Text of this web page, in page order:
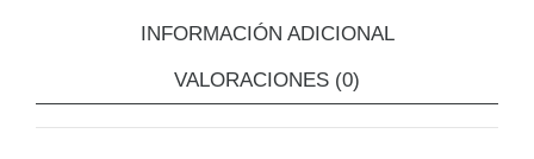
INFORMACIÓN ADICIONAL
VALORACIONES (0)